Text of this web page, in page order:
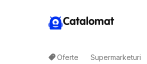
Catalomat
Oferte Supermarketuri